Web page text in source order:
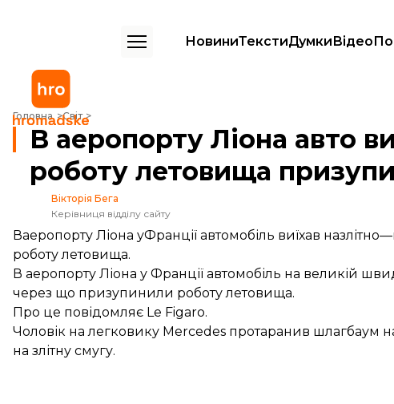
НовиниТекстиДумкиВідео
Головна Світ
В аеропорту Ліона авто виїхало на злітну смугу: роботу летовища
В аеропорту Ліона авто
роботу летовища
Вікторія Бега
Керівниця відділу сайту
Ваеропорту Ліона уФранції автомобіль виїхав
роботу летовища.
В аеропорту Ліона у Франції автомобіль на великій
через що призупинили роботу летовища.
Про це повідомляє Le Figaro.
Чоловік на легковику Mercedes протаранив шлагбаум на
на злітну смугу.